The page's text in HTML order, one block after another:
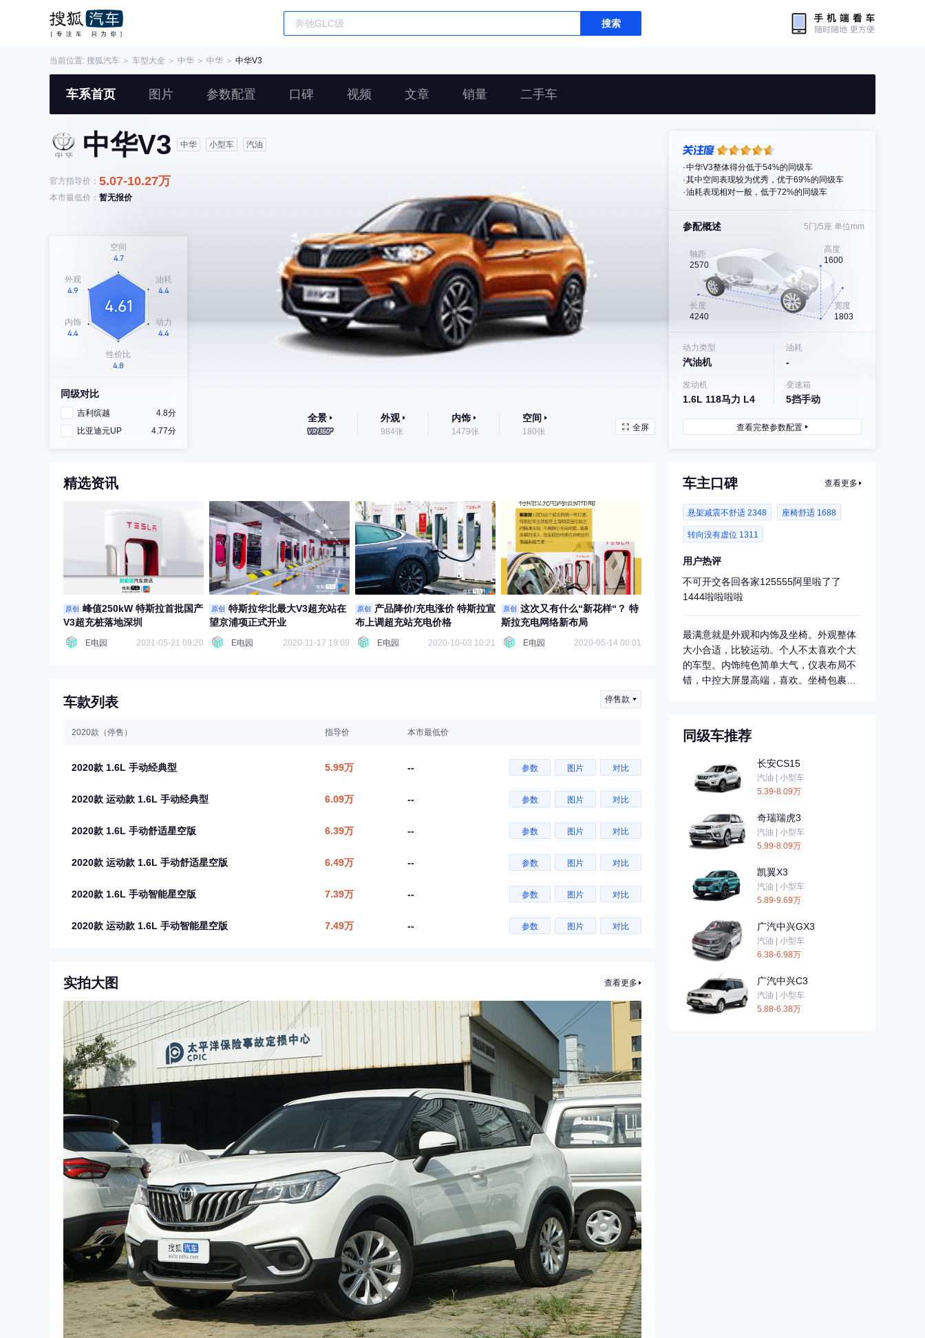
搜索
当前位置: 搜狐汽车 ＞ 车型大全 ＞ 中华 ＞ 中华 ＞ 中华V3
车系首页 图片 参数配置 口碑 视频 文章 销量 二手车
中华V3 中华 小型车 汽油
官方指导价： 5.07-10.27万
本市最低价： 暂无报价
同级对比
吉利缤越
4.8分
比亚迪元UP
4.77分
全景 外观
984张
内饰
1479张
空间
180张 全屏
中华V3整体得分低于54%的同级车
其中空间表现较为优秀，优于69%的同级车
油耗表现相对一般，低于72%的同级车
参配概述 5门/5座 单位mm
轴距
2570
高度
1600
长度
4240
宽度
1803
动力类型
汽油机
油耗
-
发动机
1.6L 118马力 L4
变速箱
5挡手动
查看完整参数配置
精选资讯
原创
峰值250kW 特斯拉首批国产
V3超充桩落地深圳
E电园 2021-05-21 09:20
原创
特斯拉华北最大V3超充站在
望京浦项正式开业
E电园 2020-11-17 19:09
原创
产品降价/充电涨价 特斯拉宣
布上调超充站充电价格
E电园 2020-10-03 10:21
原创
这次又有什么“新花样“？ 特
斯拉充电网络新布局
E电园 2020-05-14 00:01
车款列表 停售款
2020款（停售） 指导价 本市最低价
2020款 1.6L 手动经典型 5.99万 -- 参数 图片 对比
2020款 运动款 1.6L 手动经典型 6.09万 -- 参数 图片 对比
2020款 1.6L 手动舒适星空版 6.39万 -- 参数 图片 对比
2020款 运动款 1.6L 手动舒适星空版 6.49万 -- 参数 图片 对比
2020款 1.6L 手动智能星空版 7.39万 -- 参数 图片 对比
2020款 运动款 1.6L 手动智能星空版 7.49万 -- 参数 图片 对比
实拍大图 查看更多
车主口碑 查看更多
悬架减震不舒适 2348 座椅舒适 1688
转向没有虚位 1311
用户热评
不可开交各回各家125555阿里啦了了
1444啦啦啦啦
最满意就是外观和内饰及坐椅。外观整体
大小合适，比较运动。个人不太喜欢个大
的车型。内饰纯色简单大气，仪表布局不
错，中控大屏显高端，喜欢。坐椅包裹
同级车推荐
长安CS15
汽油 | 小型车
5.39-8.09万
奇瑞瑞虎3
汽油 | 小型车
5.99-8.09万
凯翼X3
汽油 | 小型车
5.89-9.69万
广汽中兴GX3
汽油 | 小型车
6.38-6.98万
广汽中兴C3
汽油 | 小型车
5.88-6.38万